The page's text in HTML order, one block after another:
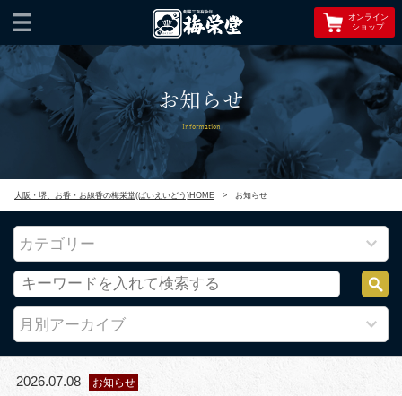
オンライン
ショップ
お知らせ
Information
大阪・堺、お香・お線香の梅栄堂(ばいえいどう)HOME > お知らせ
カテゴリー
月別アーカイブ
2026.07.08 お知らせ